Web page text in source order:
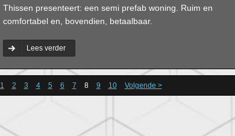
Thissen presenteert: een semi prefab woning. Ruim en
comfortabel en, bovendien, betaalbaar.
Lees verder
1 2 3 4 5 6 7 8 9 10 Volgende >